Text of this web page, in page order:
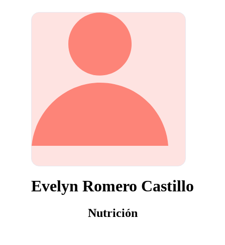
Evelyn Romero Castillo
Nutrición